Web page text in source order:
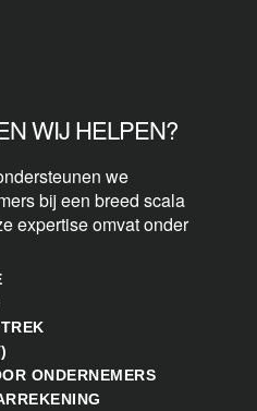
WIJ HELPEN?
we
bij een breed scala
expertise omvat onder
ONDERNEMERS